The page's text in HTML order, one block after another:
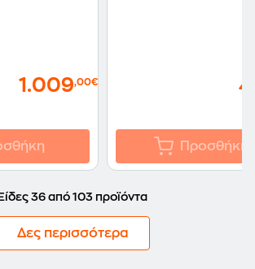
1.009,00€
Προσθήκη
Είδες 36 από 103 προϊόντα
Δες περισσότερα